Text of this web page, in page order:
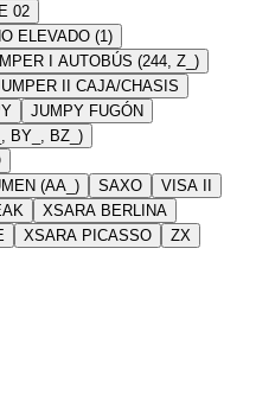
02
ELEVADO (1)
I AUTOBÚS (244, Z_)
II CAJA/CHASIS
JUMPY FUGÓN
BY_, BZ_)
(AA_)
SAXO
VISA II
XSARA BERLINA
XSARA PICASSO
ZX